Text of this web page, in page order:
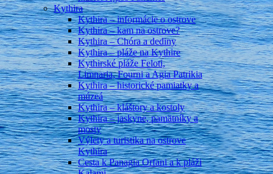
Kythira
Kythira – informácie o ostrove
Kythira – kam na ostrove?
Kythira – Chóra a dediny
Kythira – pláže na Kythire
Kythirské pláže Feloti,
Limnaria, Fourni a Agia Patrikia
Kythira – historické pamiatky a
múzeá
Kythira – kláštory a kostoly
Kythira – jaskyne, pamätníky a
mosty
Výlety a turistika na ostrove
Kythira
Cesta k Panagia Orfani a k pláži